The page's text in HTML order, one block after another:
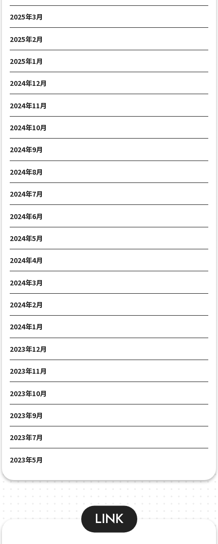
2025年3月
2025年2月
2025年1月
2024年12月
2024年11月
2024年10月
2024年9月
2024年8月
2024年7月
2024年6月
2024年5月
2024年4月
2024年3月
2024年2月
2024年1月
2023年12月
2023年11月
2023年10月
2023年9月
2023年7月
2023年5月
LINK